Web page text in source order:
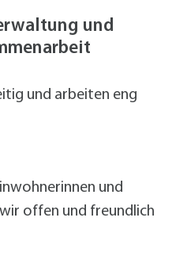
und
und arbeiten eng
und
offen und freundlich